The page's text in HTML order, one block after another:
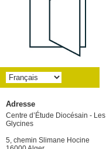
Adresse
Centre d’Étude Diocésain - Les
Glycines
5, chemin Slimane Hocine